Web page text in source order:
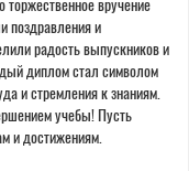
вручение
поздравления и
радость выпускников и
диплом стал символом
и стремления к знаниям.
учебы! Пусть
и достижениям.